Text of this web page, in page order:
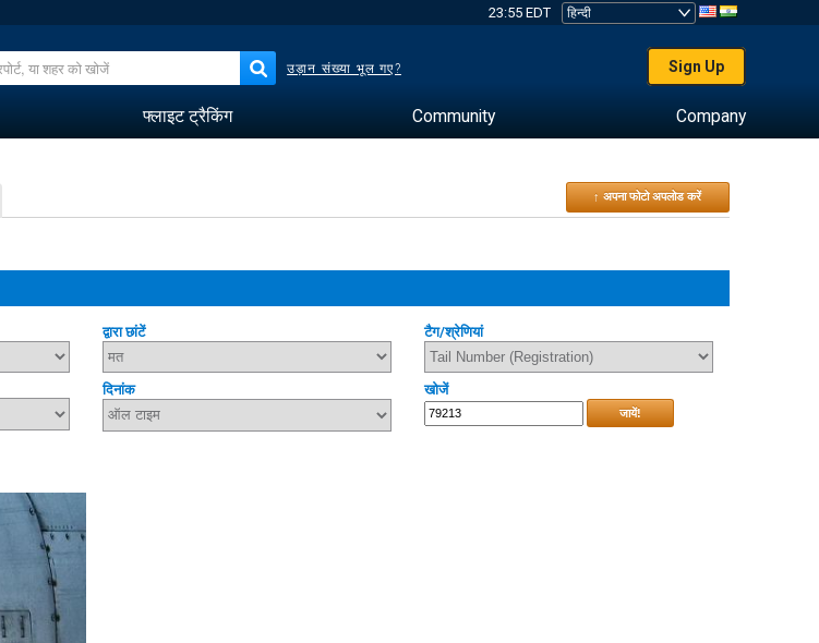
23:55 EDT
उड़ान संख्या भूल गए? Sign Up
फ्लाइट ट्रैकिंग Community Company
↑ अपना फोटो अपलोड करें
द्वारा छांटें टैग/श्रेणियां
दिनांक खोजें
जायें!